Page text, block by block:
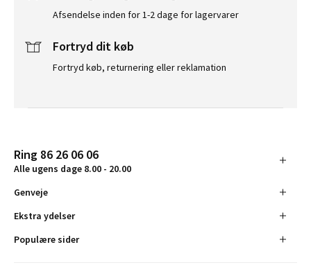
Afsendelse inden for 1-2 dage for lagervarer
Fortryd dit køb
Fortryd køb, returnering eller reklamation
Ring 86 26 06 06
Alle ugens dage 8.00 - 20.00
Genveje
Ekstra ydelser
Populære sider